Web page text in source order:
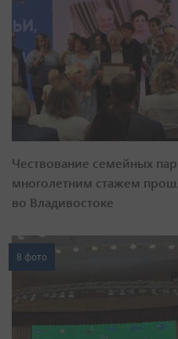
Чествование семейных
многолетним стажем
во Владивостоке
8 фото